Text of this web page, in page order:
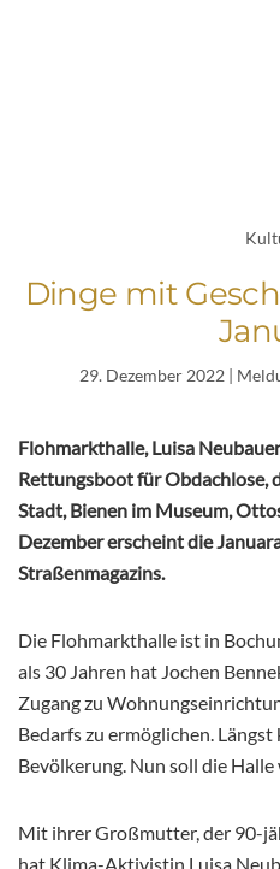
Dinge mit
29. Dezember 2022|
Flohmarkthalle, Luisa
Rettungsboot für Obdachlose,
Stadt, Bienen im Museum,
Dezember erscheint die
Straßenmagazins.
Die Flohmarkthalle ist in
als 30 Jahren hat Jochen
Zugang zu
Bedarfs zu ermöglichen.
Bevölkerung. Nun soll die Halle
Mit ihrer Großmutter, der 90-
hat Klima-Aktivistin Luisa